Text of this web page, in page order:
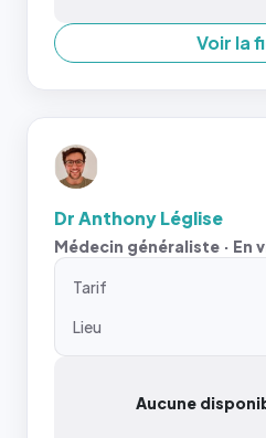
Voir la
Dr Anthony Léglise
Médecin généraliste · En
Tarif
Lieu
Aucune